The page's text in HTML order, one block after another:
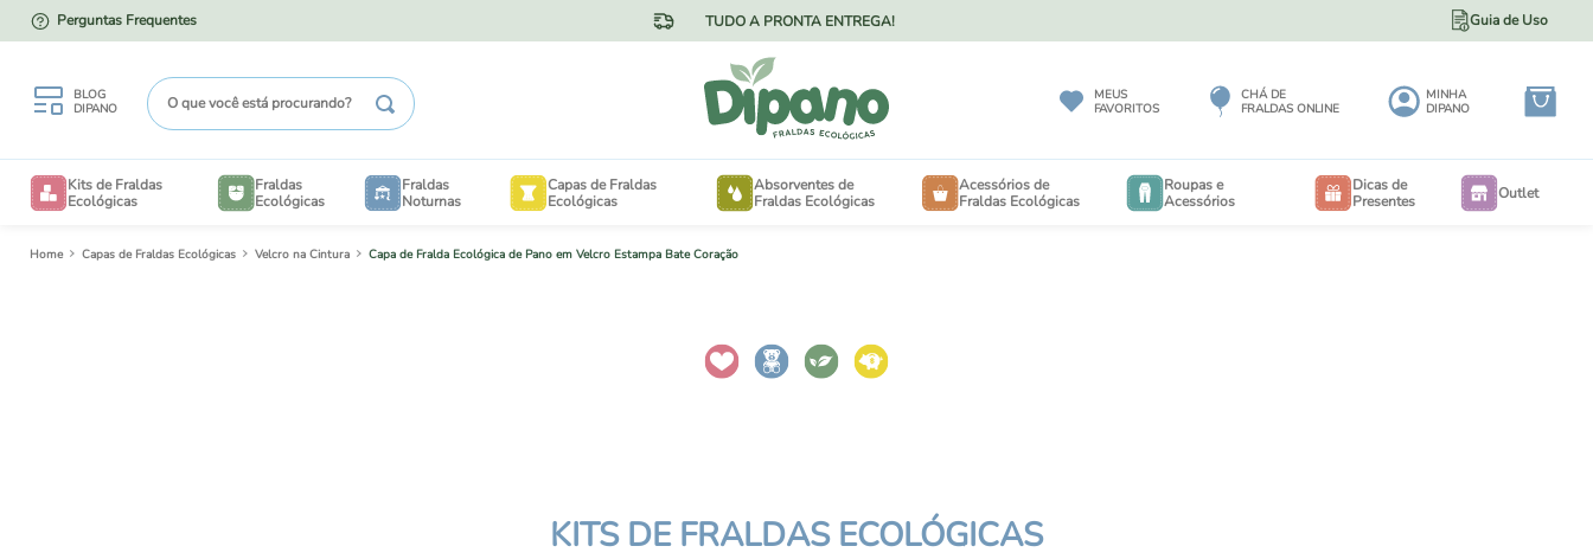
Perguntas FrequentesPARCELE EM ATÉ 12X NO CARTÃO TUDO A PRONTA ENTREGA! Guia de Uso
BLOG
DIPANO
O que você está procurando?
MEUS
FAVORITOS
CHÁ DE
FRALDAS ONLINE
MINHA
DIPANO
Kits de Fraldas
Ecológicas
Fraldas
Ecológicas
Fraldas
Noturnas
Capas de Fraldas
Ecológicas
BOTÃO NA CINTURA
Absorventes de
Fraldas Ecológicas
Acessórios de
Fraldas Ecológicas
HIGIENE E CUIDADOS COM A
Roupas e
Acessórios
Dicas de
Presentes
Outlet
Capas de Fraldas Ecológicas Velcro na Cintura Capa de Fralda Ecológica de Pano em Velcro Estampa Bate Coração
KITS DE FRALDAS ECOLÓGICAS
1º
kit degustação